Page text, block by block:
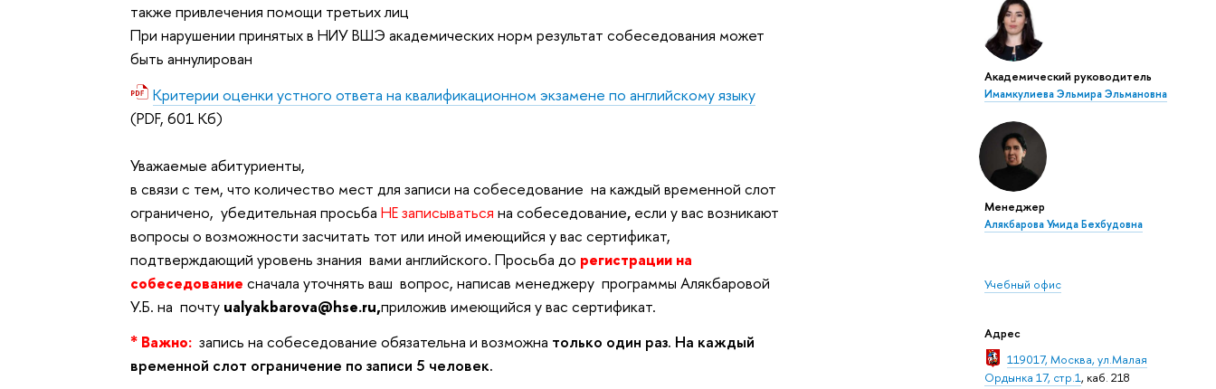
Академический руководитель
Имамкулиева Эльмира Эльмановна
Менеджер
Алякбарова Умида Бехбудовна
Учебный офис
Адрес
119017, Москва, ул.Малая
Ордынка 17, стр.1, каб. 218
также привлечения помощи третьих лиц
При нарушении принятых в НИУ ВШЭ академических норм результат собеседования может
быть аннулирован
Критерии оценки устного ответа на квалификационном экзамене по английскому языку
(PDF, 601 Кб)
Уважаемые абитуриенты,
в связи с тем, что количество мест для записи на собеседование на каждый временной слот
ограничено, убедительная просьба НЕ записыватьсянасобеседование, если у вас возникают
вопросы о возможности засчитать тот или иной имеющийся у вас сертификат,
подтверждающий уровень знания вами английского. Просьба до регистрации на
собеседование сначала уточнять ваш вопрос, написав менеджеру программы Алякбаровой
У.Б. на почту ualyakbarova@hse.ru,приложив имеющийся у вас сертификат.
* Важно: запись на собеседование обязательна и возможна только один раз. На каждый
временной слот ограничение по записи 5 человек.